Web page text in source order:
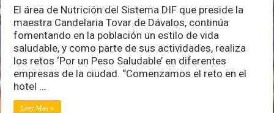
DIF
programa
‘Por
un
Peso
Saludable’
a
empresas
El área de Nutrición del Sistema DIF que preside la
maestra Candelaria Tovar de Dávalos, continúa
fomentando en la población un estilo de vida
saludable, y como parte de sus actividades, realiza
los retos ‘Por un Peso Saludable’ en diferentes
empresas de la ciudad. “Comenzamos el reto en el
hotel …
Leer Mas »